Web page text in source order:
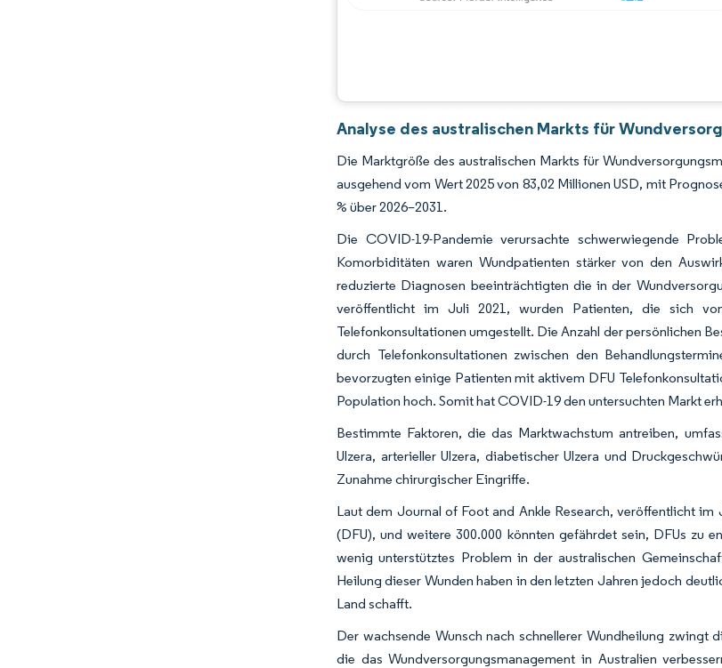
Analyse des australischen Markts für
Die Marktgröße des australischen Markts für
ausgehend vom Wert 2025 von 83,02 Millionen USD, mit
% über 2026–2031.
Die COVID-19-Pandemie verursachte schwerwiegende
Komorbiditäten waren Wundpatienten stärker von den
reduzierte Diagnosen beeinträchtigten die in der
veröffentlicht im Juli 2021, wurden Patienten, die sich
Telefonkonsultationen umgestellt. Die Anzahl der persönlichen
durch Telefonkonsultationen zwischen den
bevorzugten einige Patienten mit aktivem DFU
Population hoch. Somit hat COVID-19 den untersuchten Markt
Bestimmte Faktoren, die das Marktwachstum antreiben,
Ulzera, arterieller Ulzera, diabetischer Ulzera und
Zunahme chirurgischer Eingriffe.
Laut dem Journal of Foot and Ankle Research, veröffentlicht
(DFU), und weitere 300.000 könnten gefährdet sein, DFUs zu
wenig unterstütztes Problem in der australischen
Heilung dieser Wunden haben in den letzten Jahren jedoch
Land schafft.
Der wachsende Wunsch nach schnellerer Wundheilung
die das Wundversorgungsmanagement in Australien